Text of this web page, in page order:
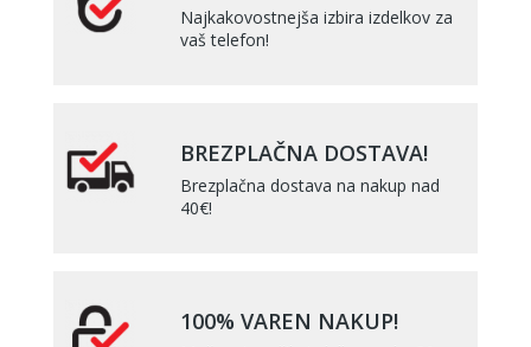
Najkakovostnejša izbira izdelkov za
vaš telefon!
BREZPLAČNA DOSTAVA!
Brezplačna dostava na nakup nad
40€!
100% VAREN NAKUP!